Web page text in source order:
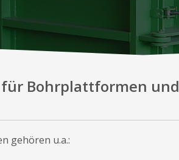
Bohrplattformen und
gehören u.a.: